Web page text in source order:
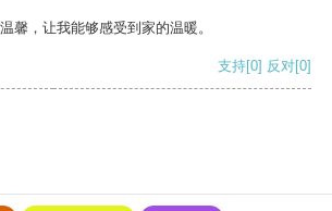
馨，让我能够感受到家的温暖。
支持[0] 反对[0]